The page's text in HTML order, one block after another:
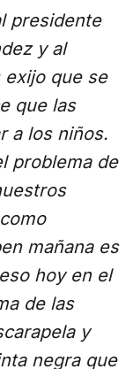
presidente
y al
exijo que se
que las
a los niños.
problema de
mañana es
hoy en el
de las
y
negra que